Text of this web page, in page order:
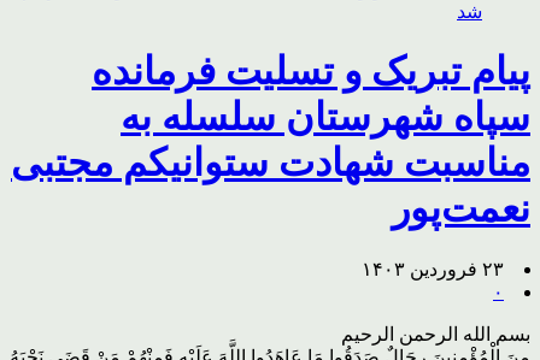
شد
پیام تبریک و تسلیت فرمانده
سپاه شهرستان سلسله به
مناسبت شهادت ستوانیکم مجتبی
نعمت‌پور
۲۳ فروردین ۱۴۰۳
۰
بسم الله الرحمن الرحیم